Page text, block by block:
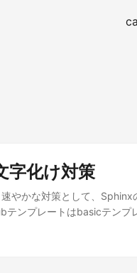
字化け対策
やかな対策として、Sphinx
ンプレートはbasicテンプ
として、この中で、